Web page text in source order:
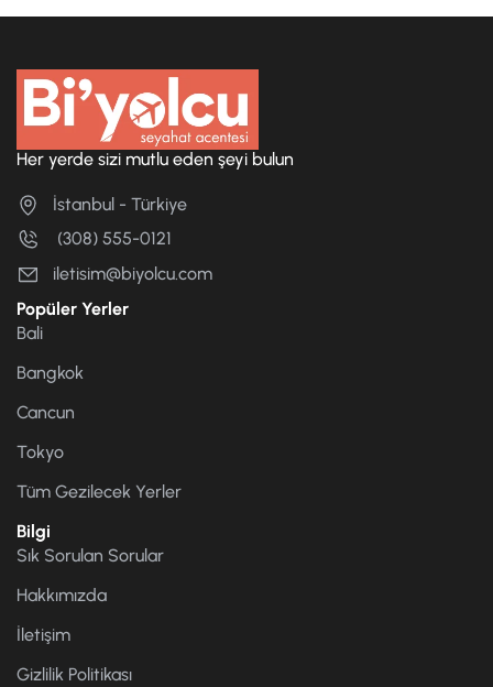
Her yerde sizi mutlu eden şeyi bulun
İstanbul - Türkiye
(308) 555-0121
iletisim@biyolcu.com
Popüler Yerler
Bali
Bangkok
Cancun
Tokyo
Tüm Gezilecek Yerler
Bilgi
Sık Sorulan Sorular
Hakkımızda
İletişim
Gizlilik Politikası